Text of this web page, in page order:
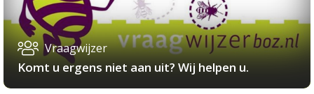
Vraagwijzer
Komt u ergens niet aan uit? Wij helpen u.